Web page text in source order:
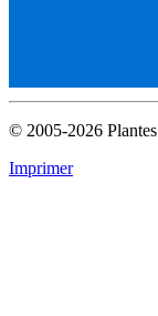
© 2005-2026
Imprimer